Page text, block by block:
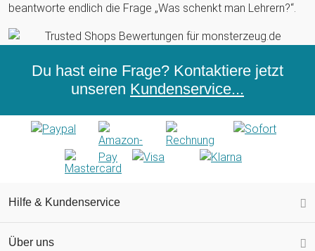
beantworte endlich die Frage „Was schenkt man Lehrern?“.
Du hast eine Frage? Kontaktiere jetzt
unseren Kundenservice...
Hilfe & Kundenservice
Über uns